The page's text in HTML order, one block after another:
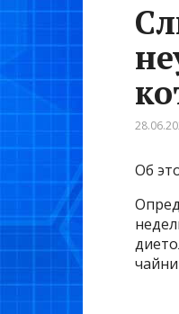
Об